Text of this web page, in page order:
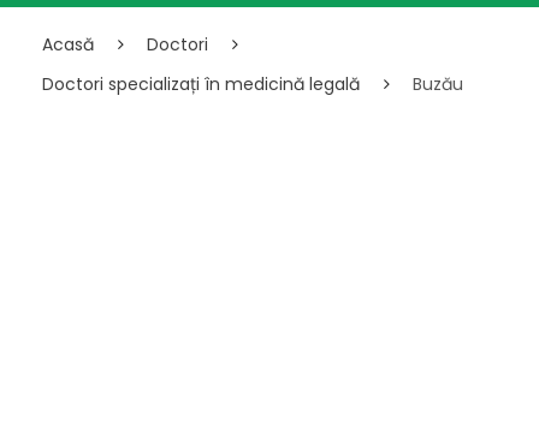
Acasă
Doctori
Doctori specializați în medicină legală
Buzău